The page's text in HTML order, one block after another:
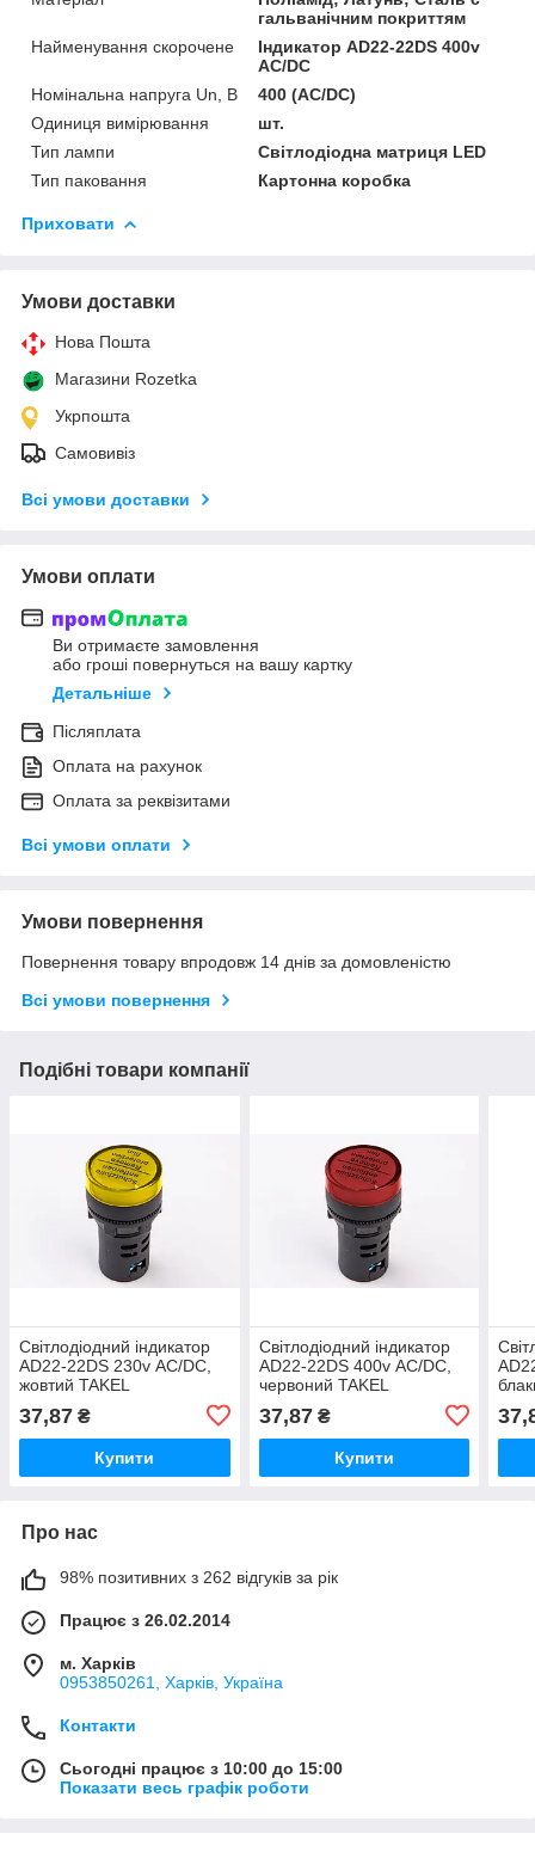
гальванічним покриттям
Найменування скорочене
Індикатор AD22-22DS 400v
АC/DC
Номінальна напруга Un, В
400 (АC/DC)
Одиниця вимірювання
шт.
Тип лампи
Світлодіодна матриця LED
Тип паковання
Картонна коробка
Приховати
Умови доставки
Нова Пошта
Магазини Rozetka
Укрпошта
Самовивіз
Всі умови доставки
Умови оплати
Ви отримаєте замовлення
або гроші повернуться на вашу картку
Детальніше
Післяплата
Оплата на рахунок
Оплата за реквізитами
Всі умови оплати
Умови повернення
Повернення товару впродовж 14 днів за домовленістю
Всі умови повернення
Подібні товари компанії
Світлодіодний індикатор
AD22-22DS 230v АC/DC,
жовтий TAKEL
37,87 ₴
Купити
Світлодіодний індикатор
AD22-22DS 400v АC/DC,
червоний TAKEL
37,87₴
Купити
Про нас
98% позитивних з 262 відгуків за рік
Працює з 26.02.2014
м. Харків
0953850261, Харків, Україна
Контакти
Сьогодні працює з 10:00 до 15:00
Показати весь графік роботи